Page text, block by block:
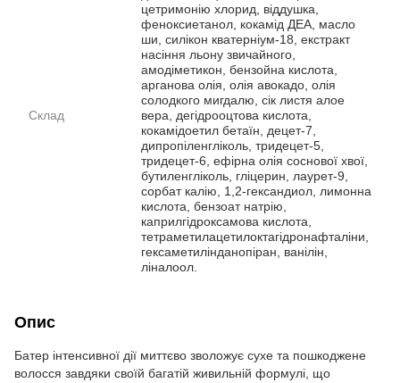
Склад
цетримонію хлорид, віддушка,
феноксиетанол, кокамід ДЕА, масло
ши, силікон кватерніум-18, екстракт
насіння льону звичайного,
амодіметикон, бензойна кислота,
арганова олія, олія авокадо, олія
солодкого мигдалю, сік листя алое
вера, дегідрооцтова кислота,
кокамідоетил бетаїн, децет-7,
дипропіленгліколь, тридецет-5,
тридецет-6, ефірна олія соснової хвої,
бутиленгліколь, гліцерин, лаурет-9,
сорбат калію, 1,2-гександиол, лимонна
кислота, бензоат натрію,
каприлгідроксамова кислота,
тетраметилацетилоктагідронафталіни,
гексаметилінданопіран, ванілін,
ліналоол.
Опис
Батер інтенсивної дії миттєво зволожує сухе та пошкоджене
волосся завдяки своїй багатій живильній формулі, що